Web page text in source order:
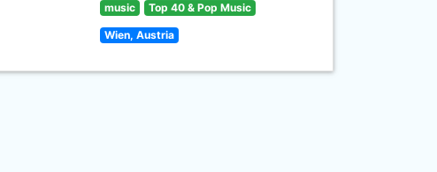
music Top 40 & Pop Music
Wien, Austria